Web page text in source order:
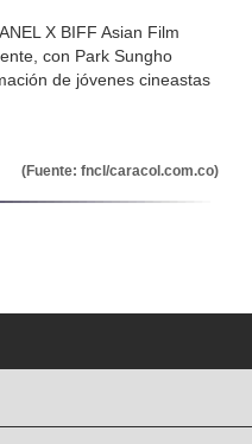
X BIFF Asian Film
con Park Sungho
de jóvenes cineastas
(Fuente: fncl/caracol.com.co)